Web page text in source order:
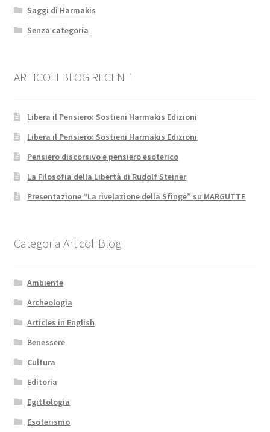
Saggi di Harmakis
Senza categoria
ARTICOLI BLOG RECENTI
Libera il Pensiero: Sostieni Harmakis Edizioni
Libera il Pensiero: Sostieni Harmakis Edizioni
Pensiero discorsivo e pensiero esoterico
La Filosofia della Libertà di Rudolf Steiner
Presentazione “La rivelazione della Sfinge” su MARGUTTE
Categoria Articoli Blog
Ambiente
Archeologia
Articles in English
Benessere
Cultura
Editoria
Egittologia
Esoterismo